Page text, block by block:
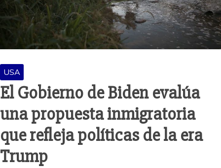
USA
El Gobierno de Biden evalúa
una propuesta inmigratoria
que refleja políticas de la era
Trump